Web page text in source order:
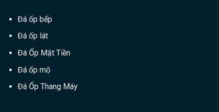
Đá ốp bếp
Đá ốp lát
Đá Ốp Mặt Tiền
Đá ốp mộ
Đá Ốp Thang Máy